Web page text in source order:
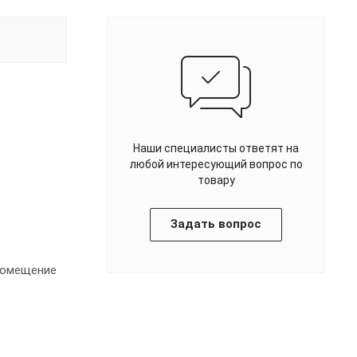
Наши специалисты ответят на
любой интересующий вопрос по
товару
Задать вопрос